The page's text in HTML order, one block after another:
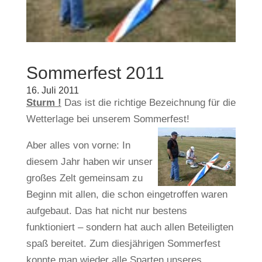
Sommerfest 2011
16. Juli 2011
Sturm ! Das ist die richtige Bezeichnung für die
Wetterlage bei unserem Sommerfest!
Aber alles von vorne: In
diesem Jahr haben wir unser
großes Zelt gemeinsam zu
Beginn mit allen, die schon eingetroffen waren
aufgebaut. Das hat nicht nur bestens
funktioniert – sondern hat auch allen Beteiligten
spaß bereitet. Zum diesjährigen Sommerfest